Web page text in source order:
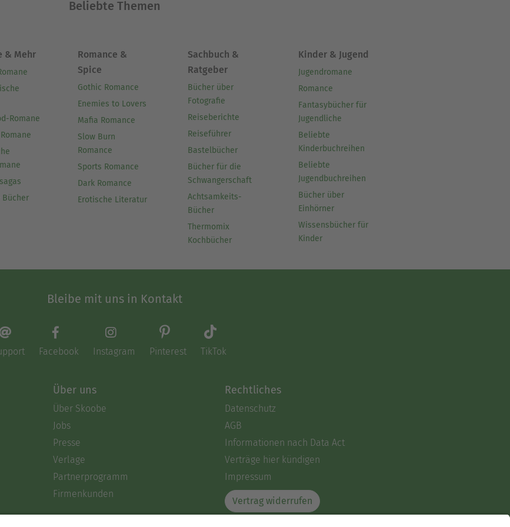
Beliebte Themen
& Mehr
Romane
Bücher
Romance &
Spice
Gothic Romance
Enemies to Lovers
Mafia Romance
Slow Burn
Romance
Sports Romance
Dark Romance
Erotische Literatur
Sachbuch &
Ratgeber
Bücher über
Fotografie
Reiseberichte
Reiseführer
Bastelbücher
Bücher für die
Schwangerschaft
Achtsamkeits-
Bücher
Thermomix
Kochbücher
Kinder & Jugend
Jugendromane
Romance
Fantasybücher für
Jugendliche
Beliebte
Kinderbuchreihen
Beliebte
Jugendbuchreihen
Bücher über
Einhörner
Wissensbücher für
Kinder
Bleibe mit uns in Kontakt
Facebook Instagram Pinterest TikTok
Über uns
Über Skoobe
Jobs
Presse
Verlage
Partnerprogramm
Firmenkunden
Rechtliches
Datenschutz
AGB
Informationen nach Data Act
Verträge hier kündigen
Impressum
Vertrag widerrufen